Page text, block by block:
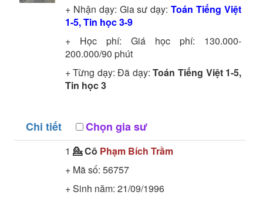
+ Nhận dạy: Gia sư dạy:Toán Tiếng Việt
1-5, Tin học 3-9
+ Học phí: Giá học phí: 130.000-
200.000/90 phút
+ Từng dạy: Đã dạy:Toán Tiếng Việt 1-5,
Tin học 3
Chi tiết Chọn gia sư
1 💁 Cô Phạm Bích Trằm
+ Mã số: 56757
+ Sinh năm: 21/09/1996